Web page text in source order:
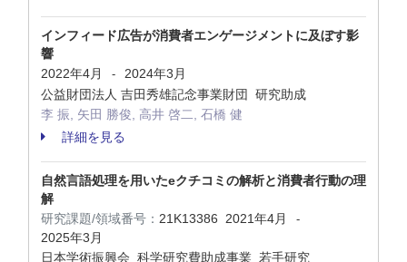
インフィード広告が消費者エンゲージメントに及ぼす影
響
2022年4月
-
2024年3月
公益財団法⼈ 吉田秀雄記念事業財団 研究助成
李 振, 矢田 勝俊, 高井 啓二, 石橋 健
詳細を見る
自然言語処理を用いたeクチコミの解析と消費者行動の理
解
研究課題/領域番号： 21K13386 2021年4月 -
2025年3月
日本学術振興会 科学研究費助成事業 若手研究